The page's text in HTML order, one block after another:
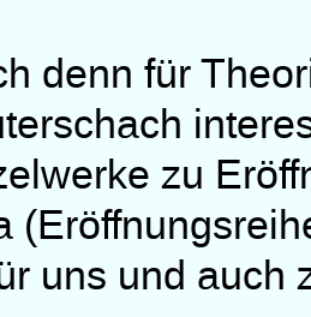
denn für
zu
uns und auch